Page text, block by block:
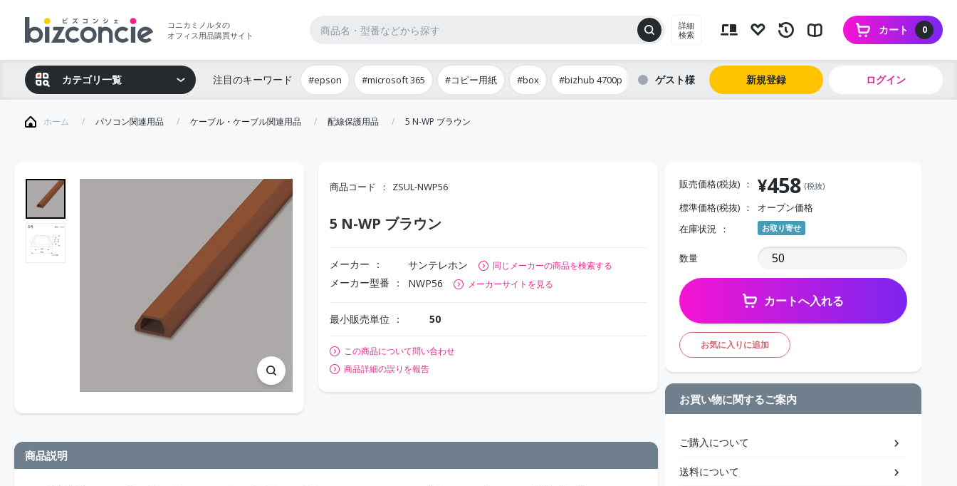
コニカミノルタの
オフィス用品購買サイト
詳細
検索
0
カート
カテゴリ一覧 注目のキーワード #epson #microsoft 365 #コピー用紙 #box #bizhub 4700p ゲスト 新規登録 ログイン
ホーム パソコン関連用品 ケーブル・ケーブル関連用品 配線保護用品 5 N-WP ブラウン
商品コード ZSUL-NWP56
5 N-WP ブラウン
メーカー サンテレホン 同じメーカーの商品を検索する
メーカー型番 NWP56 メーカーサイトを見る
最小販売単位 50
この商品について問い合わせ
商品詳細の誤りを報告
商品説明
販売価格(税抜) ¥458 (税抜)
標準価格(税抜)
オープン価格
在庫状況
お取り寄せ
数量
カートへ入れる
お気に入りに追加
お買い物に関するご案内
ご購入について
送料について